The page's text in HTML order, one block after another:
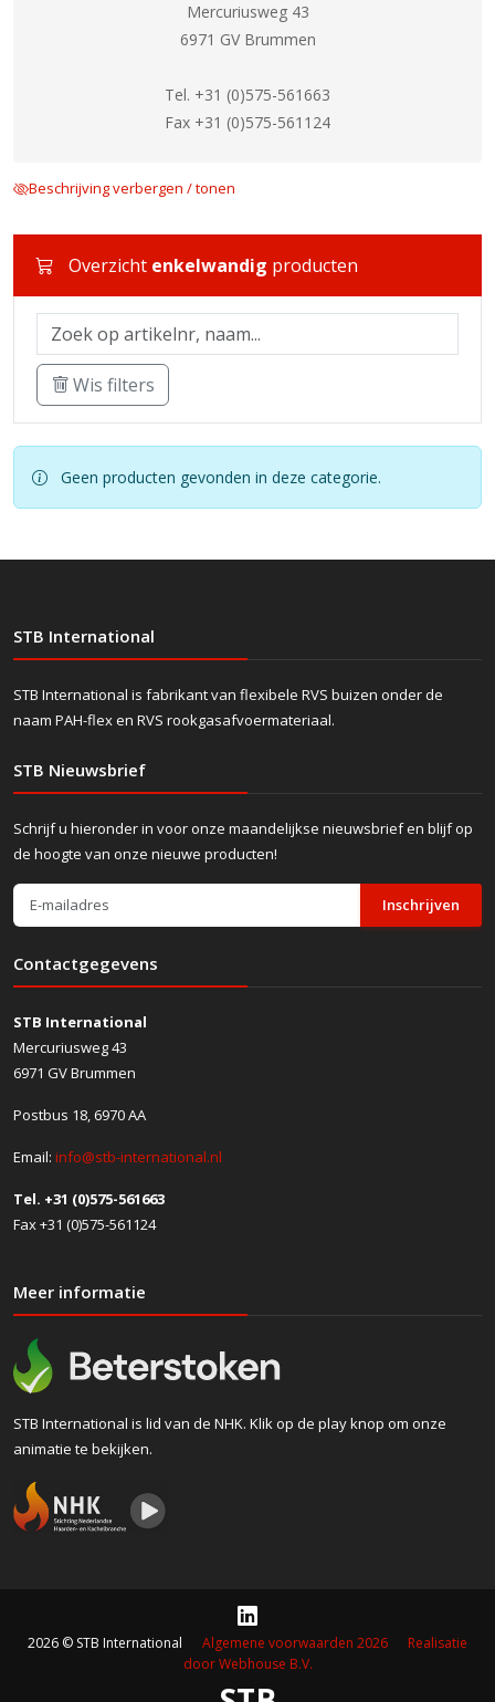
Mercuriusweg 43
6971 GV Brummen
Tel. +31 (0)575-561663
Fax +31 (0)575-561124
Beschrijving verbergen / tonen
Overzicht enkelwandig producten
Wis filters
Geen producten gevonden in deze categorie.
STB International
STB International is fabrikant van flexibele RVS buizen onder de
naam PAH-flex en RVS rookgasafvoermateriaal.
STB Nieuwsbrief
Schrijf u hieronder in voor onze maandelijkse nieuwsbrief en blijf op
de hoogte van onze nieuwe producten!
Inschrijven
Contactgegevens
STB International
Mercuriusweg 43
6971 GV Brummen
Postbus 18, 6970 AA
Email: info@stb-international.nl
Tel. +31 (0)575-561663
Fax +31 (0)575-561124
Meer informatie
STB International is lid van de NHK. Klik op de play knop om onze
animatie te bekijken.
2026 © STB International Algemene voorwaarden 2026
Realisatie
door Webhouse B.V.